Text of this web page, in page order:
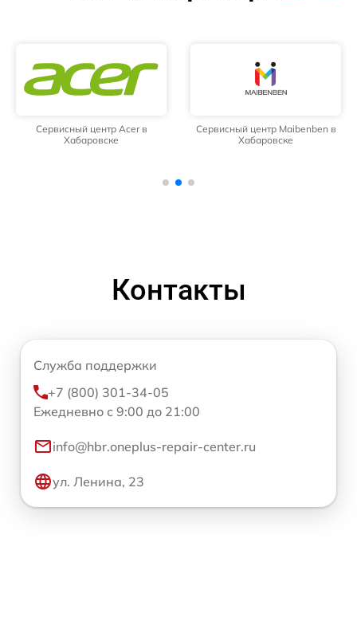
Сервисный центр Acer в
Хабаровске
Сервисный центр Maibenben в
Хабаровске
Контакты
Служба поддержки
+7 (800) 301-34-05
Ежедневно с 9:00 до 21:00
info@hbr.oneplus-repair-center.ru
ул. Ленина, 23